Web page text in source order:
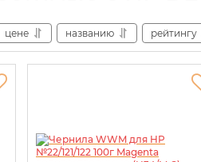
цене названию рейтингу